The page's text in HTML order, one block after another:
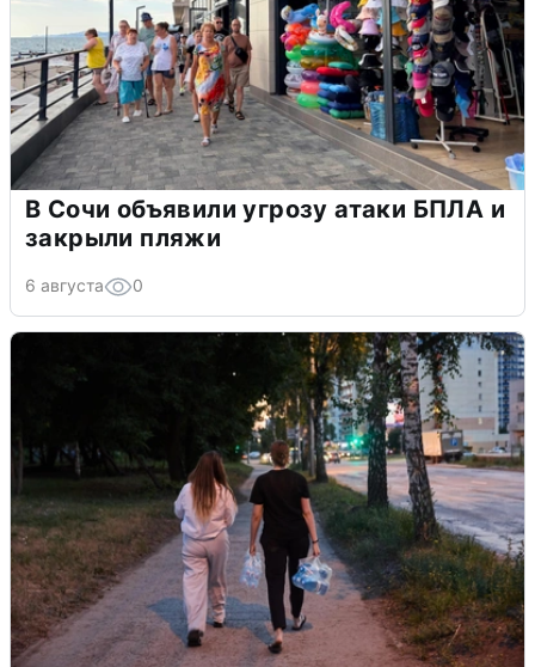
В Сочи объявили угрозу атаки БПЛА и
закрыли пляжи
6 августа 0